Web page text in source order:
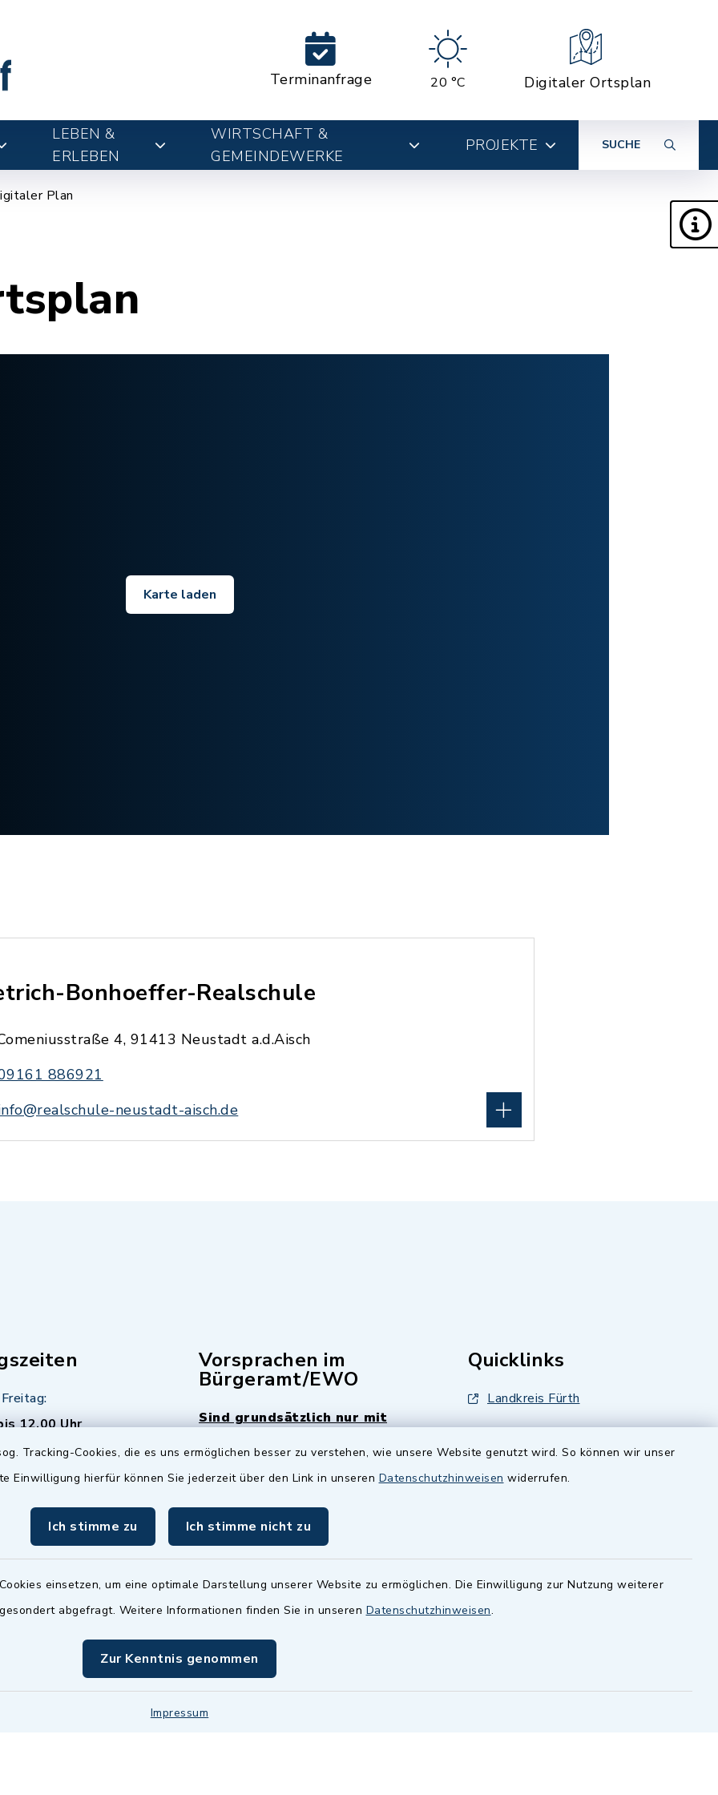
Tracking-Cookies, die es uns ermöglichen besser zu verstehen, wie unsere Website genutzt wird. So können wir unser
Einwilligung hierfür können Sie jederzeit über den Link in unseren Datenschutzhinweisen widerrufen.
Ich stimme zu Ich stimme nicht zu
einsetzen, um eine optimale Darstellung unserer Website zu ermöglichen. Die Einwilligung zur Nutzung weiterer
abgefragt. Weitere Informationen finden Sie in unseren Datenschutzhinweisen.
Zur Kenntnis genommen
Impressum
Terminanfrage 20 °C Digitaler Ortsplan
LEBEN &
ERLEBEN
WIRTSCHAFT &
GEMEINDEWERKE
PROJEKTE SUCHE
Plan
Karte laden
Bonhoeffer-Realschule
4, 91413 Neustadt a.d.Aisch
886921
neustadt-aisch.de
12.00 Uhr
Uhr - allerdings
Termine sind
fragen Sie den
Sachbearbeiter)
Vorsprachen im
Bürgeramt/EWO
Sind grundsätzlich nur mit
Mittwochs geschlossen.
Quicklinks
Landkreis Fürth